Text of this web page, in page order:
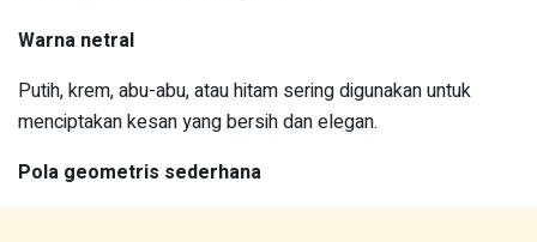
Warna netral
Putih, krem, abu-abu, atau hitam sering digunakan untuk
menciptakan kesan yang bersih dan elegan.
Pola geometris sederhana